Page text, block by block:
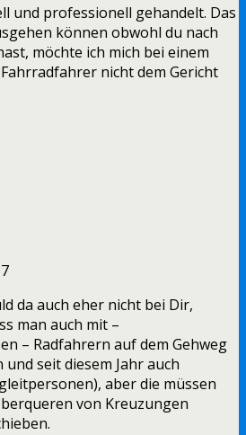
und professionell gehandelt. Das
können obwohl du nach
möchte ich mich bei einem
nicht dem Gericht
da auch eher nicht bei Dir,
man auch mit –
– Radfahrern auf dem Gehweg
seit diesem Jahr auch
aber die müssen
von Kreuzungen